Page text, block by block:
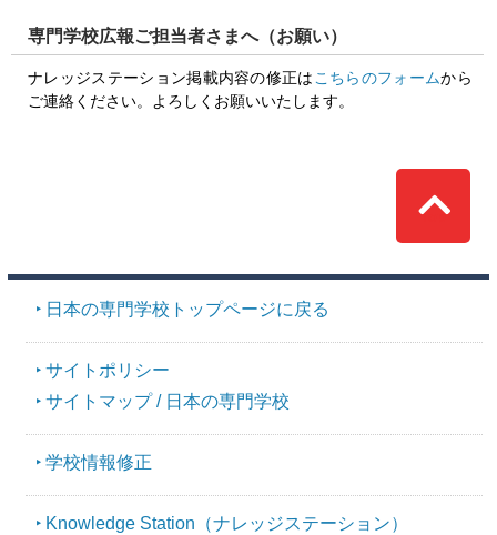
専門学校広報ご担当者さまへ（お願い）
ナレッジステーション掲載内容の修正はこちらのフォームから
ご連絡ください。よろしくお願いいたします。
Top
日本の専門学校トップページに戻る
サイトポリシー
サイトマップ / 日本の専門学校
学校情報修正
Knowledge Station（ナレッジステーション）